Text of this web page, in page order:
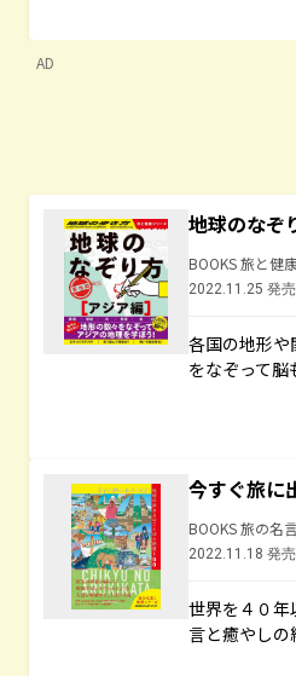
AD
地球のな
BOOKS 旅と健
2022.11.25 発売
各国の地形や
をなぞって脳
今すぐ旅に
BOOKS 旅の名
2022.11.18 発売
世界を４０年
言と癒やしの